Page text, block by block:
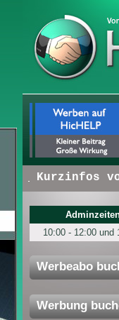
Kurzinfos von
10:00 - 12:00 und
Werbeabo
Werbung